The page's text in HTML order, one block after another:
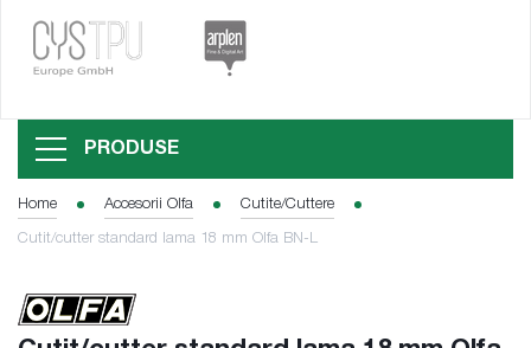
PRODUSE
Home Accesorii Olfa Cutite/Cuttere
Cutit/cutter standard lama 18 mm Olfa BN-L